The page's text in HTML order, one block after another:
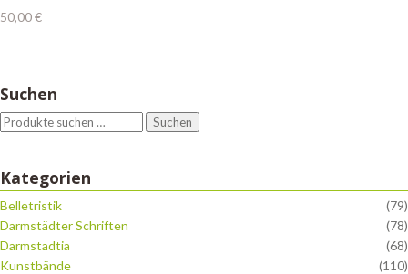
50,00€
Suchen
Suchen
Kategorien
Belletristik
(79)
Darmstädter Schriften
(78)
Darmstadtia
(68)
Kunstbände
(110)